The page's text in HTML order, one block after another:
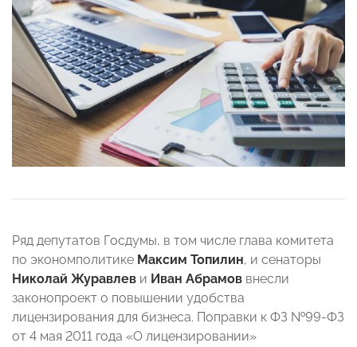
Ряд депутатов Госдумы, в том числе глава комитета
по экономполитике Максим Топилин, и сенаторы
Николай Журавлев и Иван Абрамов внесли
законопроект о повышении удобства
лицензирования для бизнеса. Поправки к ФЗ №99-ФЗ
от 4 мая 2011 года «О лицензировании»